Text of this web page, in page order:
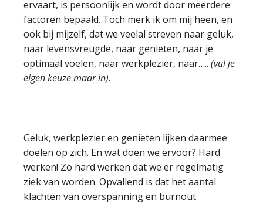
ervaart, is persoonlijk en wordt door meerdere
factoren bepaald. Toch merk ik om mij heen, en
ook bij mijzelf, dat we veelal streven naar geluk,
naar levensvreugde, naar genieten, naar je
optimaal voelen, naar werkplezier, naar….. (vul je
eigen keuze maar in).
Geluk, werkplezier en genieten lijken daarmee
doelen op zich. En wat doen we ervoor? Hard
werken! Zo hard werken dat we er regelmatig
ziek van worden. Opvallend is dat het aantal
klachten van overspanning en burnout